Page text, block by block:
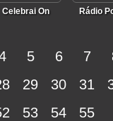
Celebrai On Rádio
5 6 7
29 30 31
53 54 55